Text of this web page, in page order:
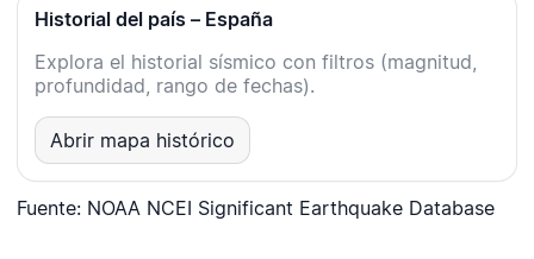
Historial del país – España
Explora el historial sísmico con filtros (magnitud,
profundidad, rango de fechas).
Abrir mapa histórico
Fuente: NOAA NCEI Significant Earthquake Database